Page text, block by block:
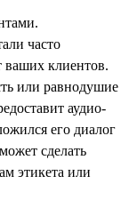
часто
ваших клиентов.
или равнодушие
аудио-
его диалог
сделать
этикета или